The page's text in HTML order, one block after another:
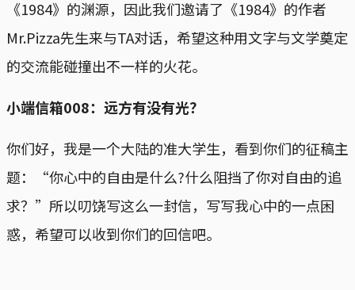
《1984》的渊源，因此我们邀请了《1984》的作者
Mr.Pizza先生来与TA对话，希望这种用文字与文学奠定
的交流能碰撞出不一样的火花。
小端信箱008：远方有没有光？
你们好，我是一个大陆的准大学生，看到你们的征稿主
题：“你心中的自由是什么?什么阻挡了你对自由的追
求？”所以叨饶写这么一封信，写写我心中的一点困
惑，希望可以收到你们的回信吧。